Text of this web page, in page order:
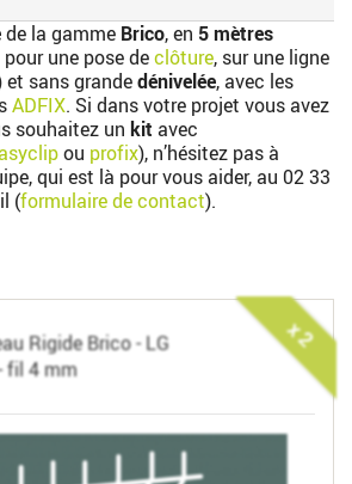
de la gamme Brico, en 5 mètres
une pose declôture, sur une ligne
et sans grandedénivelée, avec les
ADFIX. Si dans votre projet vous avez
souhaitez un kit avec
ou profix), n’hésitez pas à
qui est là pour vous aider, au 02 33
(formulaire de contact).
x 2
Rigide Brico - LG
fil 4 mm